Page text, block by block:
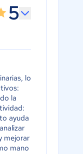
5
lo
la
ayuda
mejorar
mano